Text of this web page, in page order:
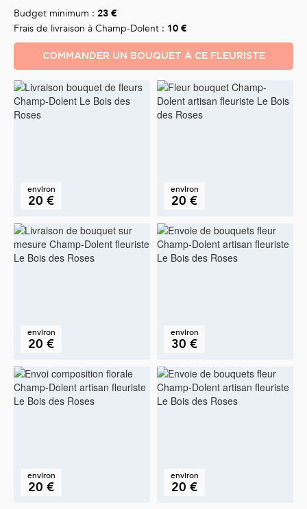
Budget minimum : 23 €
Frais de livraison à Champ-Dolent : 10 €
COMMANDER UN BOUQUET À CE FLEURISTE
environ
20 €
environ
20 €
environ
20 €
environ
30 €
environ
20 €
environ
20 €